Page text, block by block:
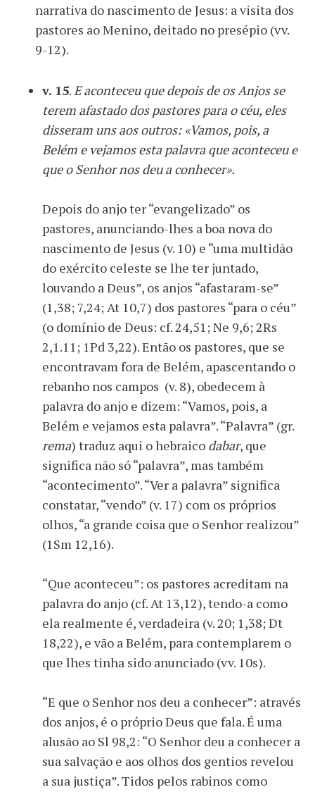
narrativa do nascimento de Jesus: a visita dos
pastores ao Menino, deitado no presépio (vv.
9-12).
v. 15. E aconteceu que depois de os Anjos se
terem afastado dos pastores para o céu, eles
disseram uns aos outros: «Vamos, pois, a
Belém e vejamos esta palavra que aconteceu e
que o Senhor nos deu a conhecer».
Depois do anjo ter “evangelizado” os
pastores, anunciando-lhes a boa nova do
nascimento de Jesus (v. 10) e “uma multidão
do exército celeste se lhe ter juntado,
louvando a Deus”, os anjos “afastaram-se”
(1,38; 7,24; At 10,7) dos pastores “para o céu”
(o domínio de Deus: cf. 24,51; Ne 9,6; 2Rs
2,1.11; 1Pd 3,22). Então os pastores, que se
encontravam fora de Belém, apascentando o
rebanho nos campos (v. 8), obedecem à
palavra do anjo e dizem: “Vamos, pois, a
Belém e vejamos esta palavra”. “Palavra” (gr.
rema) traduz aqui o hebraico dabar, que
significa não só “palavra”, mas também
“acontecimento”. “Ver a palavra” significa
constatar, “vendo” (v. 17) com os próprios
olhos, “a grande coisa que o Senhor realizou”
(1Sm 12,16).
“Que aconteceu”: os pastores acreditam na
palavra do anjo (cf. At 13,12), tendo-a como
ela realmente é, verdadeira (v. 20; 1,38; Dt
18,22), e vão a Belém, para contemplarem o
que lhes tinha sido anunciado (vv. 10s).
“E que o Senhor nos deu a conhecer”: através
dos anjos, é o próprio Deus que fala. É uma
alusão ao Sl 98,2: “O Senhor deu a conhecer a
sua salvação e aos olhos dos gentios revelou
a sua justiça”. Tidos pelos rabinos como